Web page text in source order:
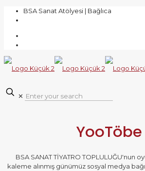
BSA Sanat Atölyesi | Bağlıca
✕
YooTöbe
BSA SANAT TİYATRO TOPLULUĞU'nun
kaleme alınmış günümüz sosyal medya